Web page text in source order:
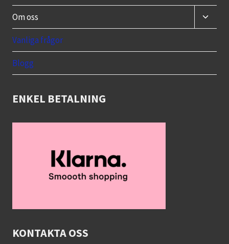
Om oss
Toggle
child
Vanliga frågor
Blogg
ENKEL BETALNING
KONTAKTA OSS